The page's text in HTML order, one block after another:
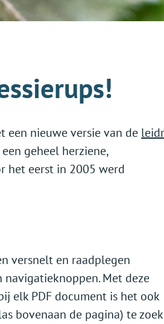
een nieuwe versie van de
geheel herziene,
het eerst in 2005 werd
versnelt en raadplegen
Met deze
elk PDF document is het ook
bovenaan de pagina) te